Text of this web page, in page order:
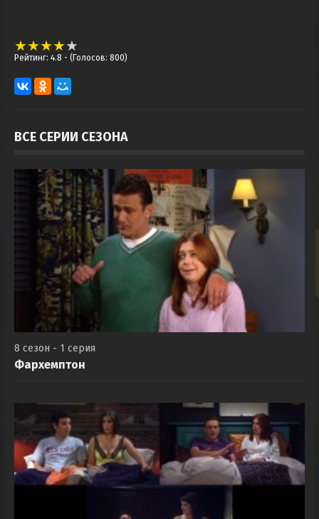
Рейтинг: 4.8 - (Голосов: 800)
ВСЕ СЕРИИ СЕЗОНА
8 сезон - 1 серия
Фархемптон